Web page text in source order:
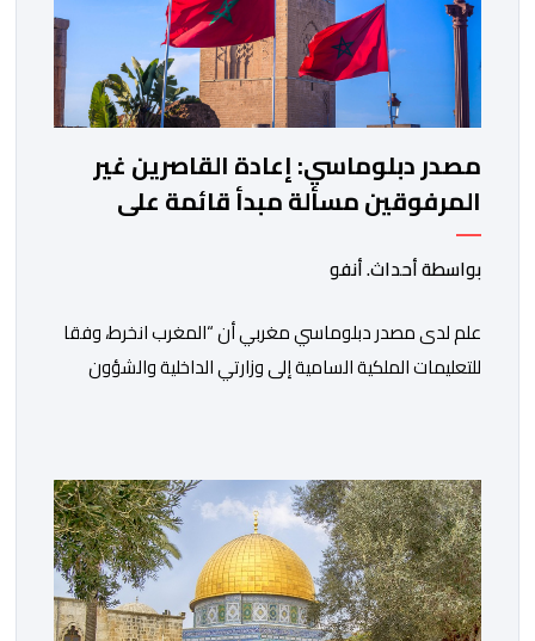
مصدر دبلوماسي: إعادة القاصرين غير
المرفوقين مسألة مبدأ قائمة على
التعليمات الملكية السامية
بواسطة أحداث. أنفو
علم لدى مصدر دبلوماسي مغربي أن “المغرب انخرط، وفقا
للتعليمات الملكية السامية إلى وزارتي الداخلية والشؤون
أن المملكة المغربية مستعدة للتنسيق مع شركائها الإسبان
والأوروبيين من أجل إعادة القاصرين غير المرفوقين. وأعرب
المصدر ذاته عن الأسف لكونه “في […]